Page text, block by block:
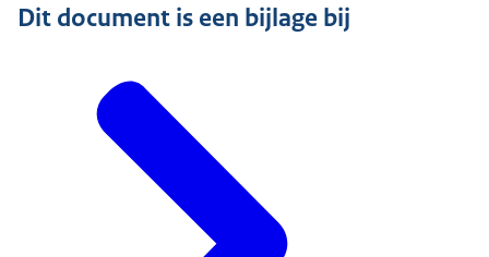
Dit document is een bijlage bij